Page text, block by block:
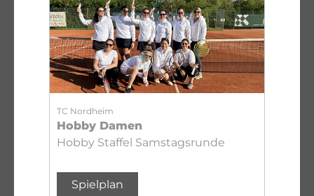
TC Nordheim
Hobby Damen
Hobby Staffel Samstagsrunde
Spielplan